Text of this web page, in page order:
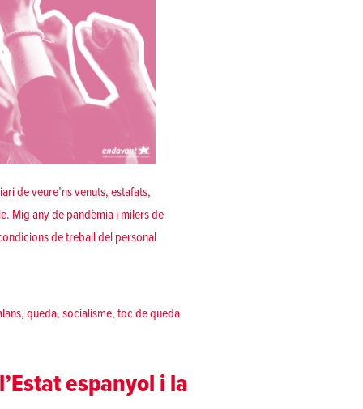
de veure’ns venuts, estafats,
Mig any de pandèmia i milers de
de treball del personal
viure»
, queda, socialisme, toc de queda
espanyol i la